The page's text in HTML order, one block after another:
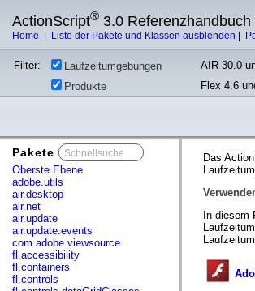
ActionScript® 3.0
Home Liste der Pakete und Klassen ausblenden
Filter: Laufzeitumgebungen
AIR 30.0
Produkte
Flex 4.6
Pakete
Oberste Ebene
adobe.utils
air.desktop
air.net
air.update
air.update.events
com.adobe.viewsource
fl.accessibility
fl.containers
fl.controls
Das
In diesem